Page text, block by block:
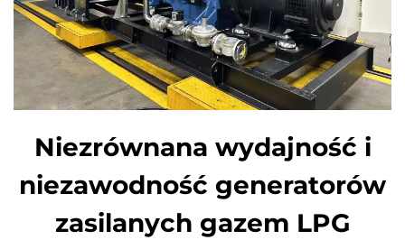
Niezrównana wydajność i
niezawodność generatorów
zasilanych gazem LPG